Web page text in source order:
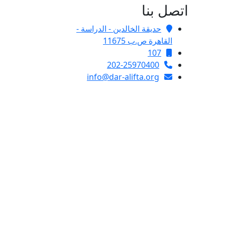
اتصل بنا
حديقة الخالدين - الدراسة -
القاهرة ص.ب 11675
107
202-25970400
info@dar-alifta.org